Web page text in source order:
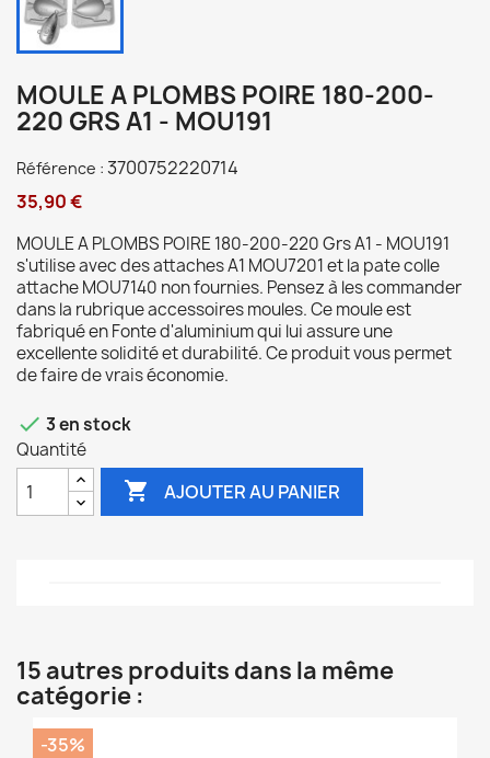
MOULE A PLOMBS POIRE 180-200-
220 GRS A1 - MOU191
Référence : 3700752220714
35,90 €
MOULE A PLOMBS POIRE 180-200-220 Grs A1 - MOU191
s'utilise avec des attaches A1 MOU7201 et la pate colle
attache MOU7140 non fournies. Pensez à les commander
dans la rubrique accessoires moules. Ce moule est
fabriqué en Fonte d'aluminium qui lui assure une
excellente solidité et durabilité. Ce produit vous permet
de faire de vrais économie.
 3 en stock
Quantité
 AJOUTER AU PANIER
15 autres produits dans la même
catégorie :
-35%